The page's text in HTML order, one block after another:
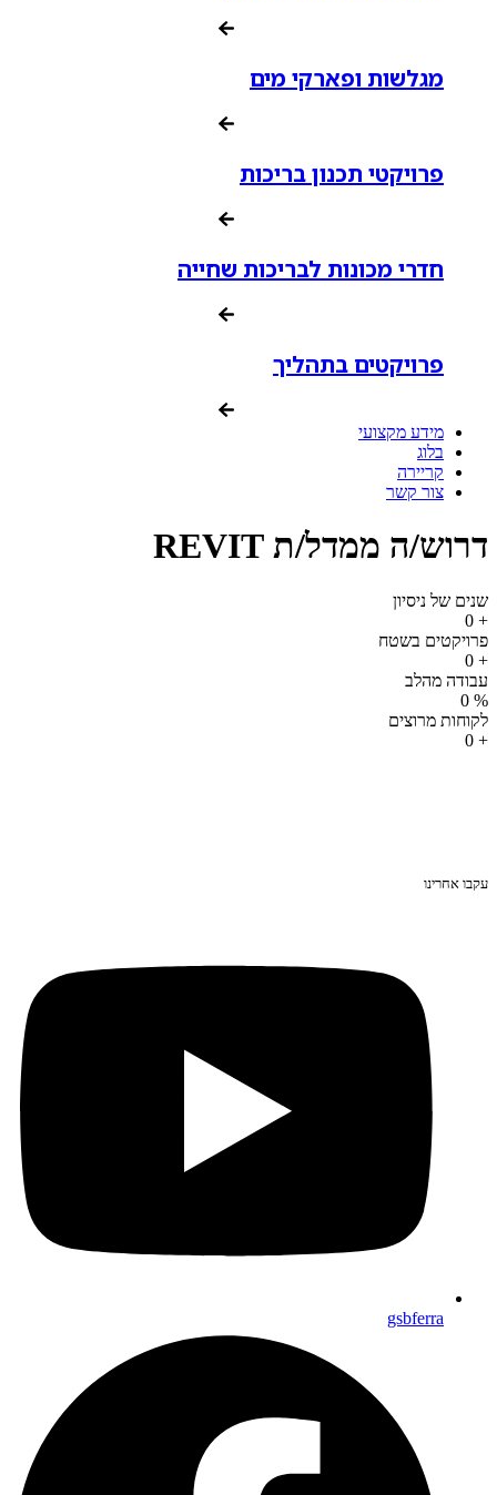
מגלשות ופארקי מים
פרויקטי תכנון בריכות
חדרי מכונות לבריכות שחייה
פרויקטים בתהליך
מידע מקצועי
בלוג
קריירה
צור קשר
דרוש/ה ממדל/ת REVIT
שנים של ניסיון
+
0
פרויקטים בשטח
+
0
עבודה מהלב
%
0
לקוחות מרוצים
+
0
עקבו אחרינו
gsbferra